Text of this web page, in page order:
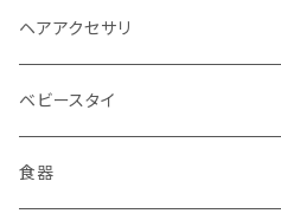
ヘアアクセサリ
ベビースタイ
食器